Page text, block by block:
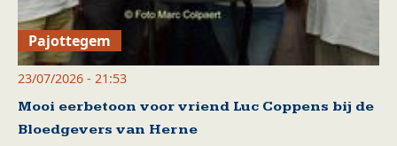
Pajottegem
23/07/2026 - 21:53
Mooi eerbetoon voor vriend Luc Coppens bij de
Bloedgevers van Herne